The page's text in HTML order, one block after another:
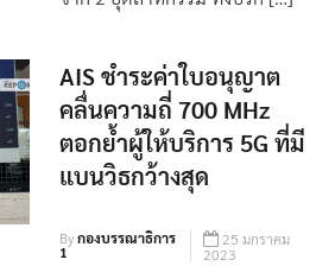
AIS ชำระค่าใบอนุญาต
คลื่นความถี่ 700 MHz
ตอกย้ำผู้ให้บริการ 5G ที่มี
แบนวิธกว้างสุด
Byกองบรรณาธิการ
1
25 มกราคม
2023